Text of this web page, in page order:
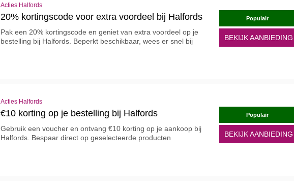
Acties Halfords
20% kortingscode voor extra voordeel bij Halfords
Pak een 20% kortingscode en geniet van extra voordeel op je
bestelling bij Halfords. Beperkt beschikbaar, wees er snel bij
Populair
BEKIJK AANBIEDING
Acties Halfords
€10 korting op je bestelling bij Halfords
Gebruik een voucher en ontvang €10 korting op je aankoop bij
Halfords. Bespaar direct op geselecteerde producten
Populair
BEKIJK AANBIEDING